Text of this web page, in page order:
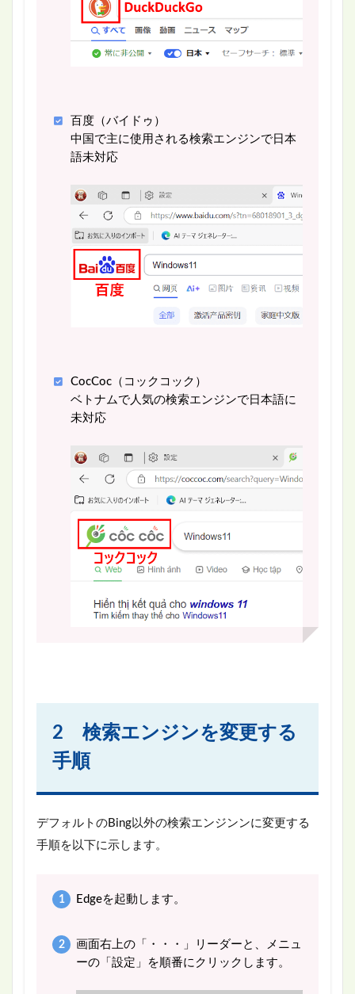
百度（バイドゥ）
中国で主に使用される検索エンジンで日本
語未対応
CocCoc（コックコック）
ベトナムで人気の検索エンジンで日本語に
未対応
2 検索エンジンを変更する
手順
デフォルトのBing以外の検索エンジンンに変更する
手順を以下に示します。
Edgeを起動します。
画面右上の「・・・」リーダーと、メニュ
ーの「設定」を順番にクリックします。